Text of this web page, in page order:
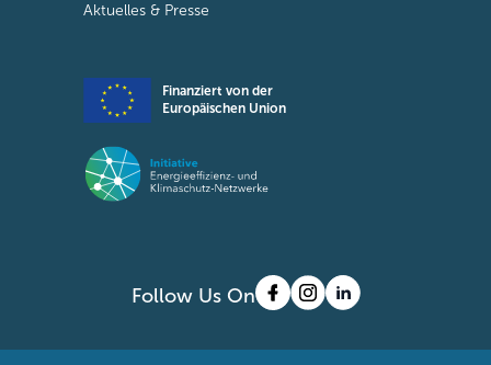
Aktuelles & Presse
Finanziert von der
Europäischen Union
Follow Us On